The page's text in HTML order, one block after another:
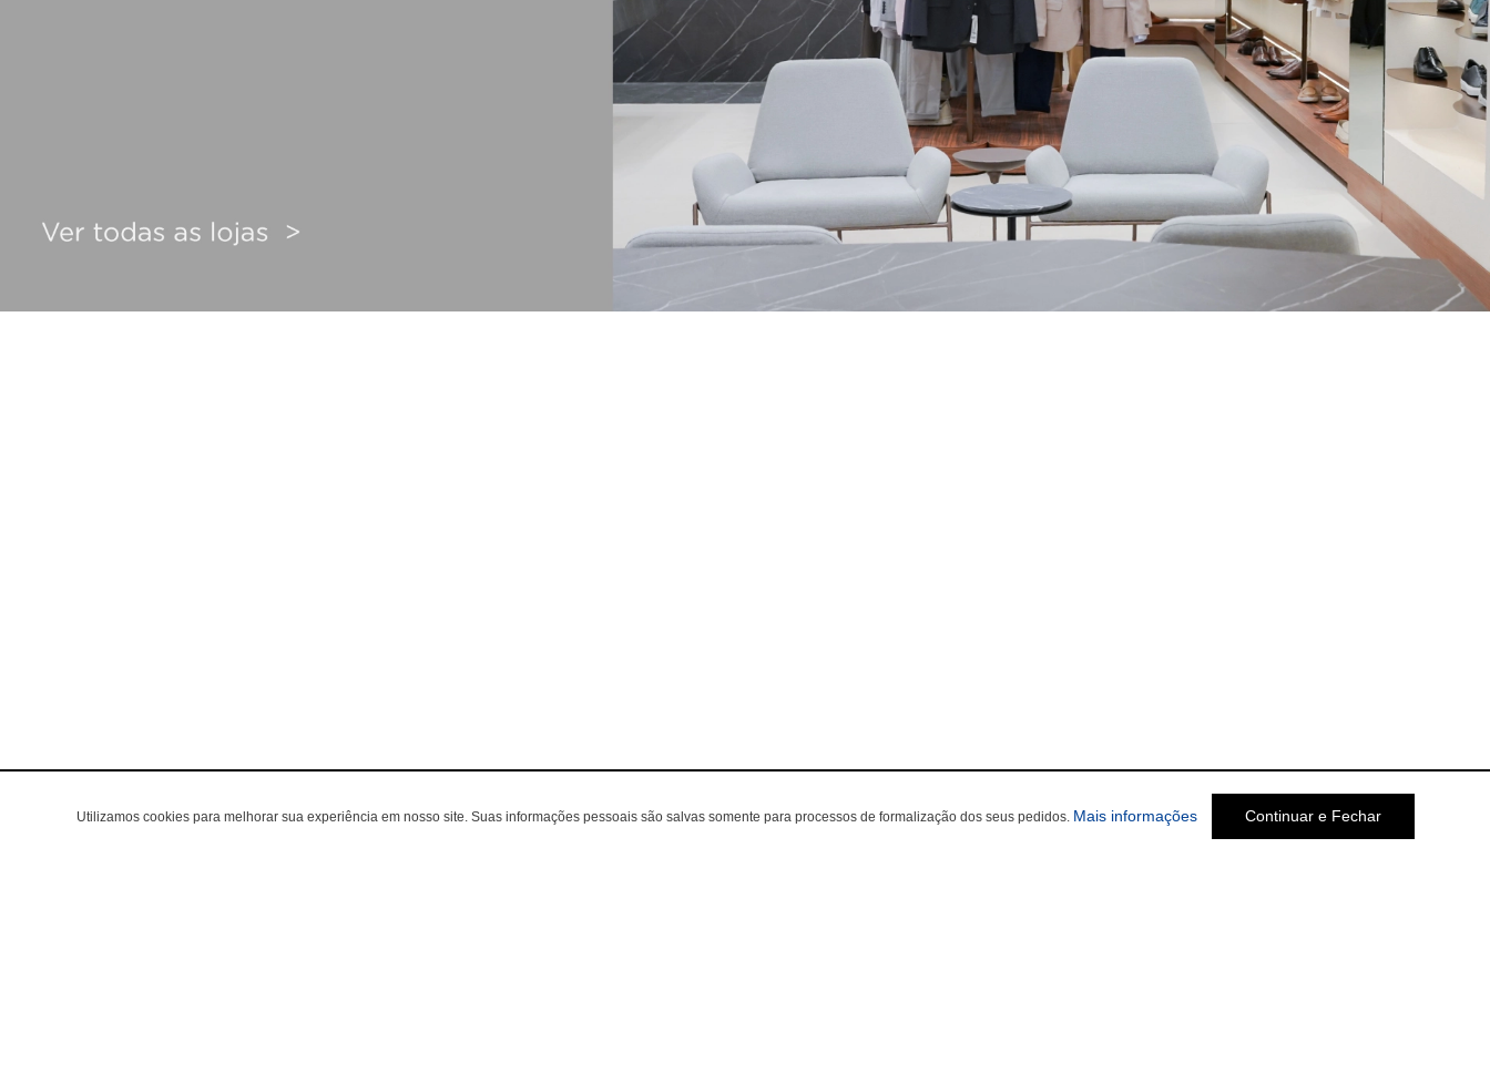
Utilizamos cookies para melhorar sua experiência em nosso site. Suas informações pessoais são salvas somente para processos de formalização dos seus pedidos. Mais informações Continuar e Fechar